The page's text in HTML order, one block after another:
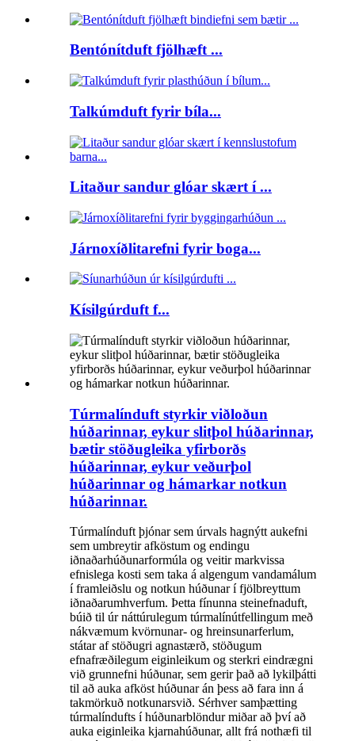
Bentónítduft fjölhæft ...
Talkúmduft fyrir bíla...
Litaður sandur glóar skært í ...
Járnoxíðlitarefni fyrir boga...
Kísilgúrduft f...
Túrmalínduft styrkir viðloðun
húðarinnar, eykur slitþol húðarinnar,
bætir stöðugleika yfirborðs
húðarinnar, eykur veðurþol
húðarinnar og hámarkar notkun
húðarinnar.
Túrmalínduft þjónar sem úrvals hagnýtt aukefni
sem umbreytir afköstum og endingu
iðnaðarhúðunarformúla og veitir markvissa
efnislega kosti sem taka á algengum vandamálum
í framleiðslu og notkun húðunar í fjölbreyttum
iðnaðarumhverfum. Þetta fínunna steinefnaduft,
búið til úr náttúrulegum túrmalínútfellingum með
nákvæmum kvörnunar- og hreinsunarferlum,
státar af stöðugri agnastærð, stöðugum
efnafræðilegum eiginleikum og sterkri eindrægni
við grunnefni húðunar, sem gerir það að lykilþátti
til að auka afköst húðunar án þess að fara inn á
takmörkuð notkunarsvið. Sérhver samþætting
túrmalíndufts í húðunarblöndur miðar að því að
auka eiginleika kjarnahúðunar, allt frá nothæfi til